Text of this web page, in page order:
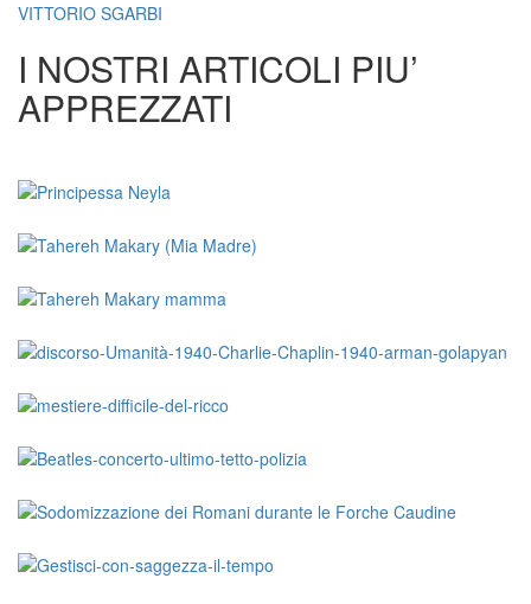
VITTORIO SGARBI
I NOSTRI ARTICOLI PIU’
APPREZZATI